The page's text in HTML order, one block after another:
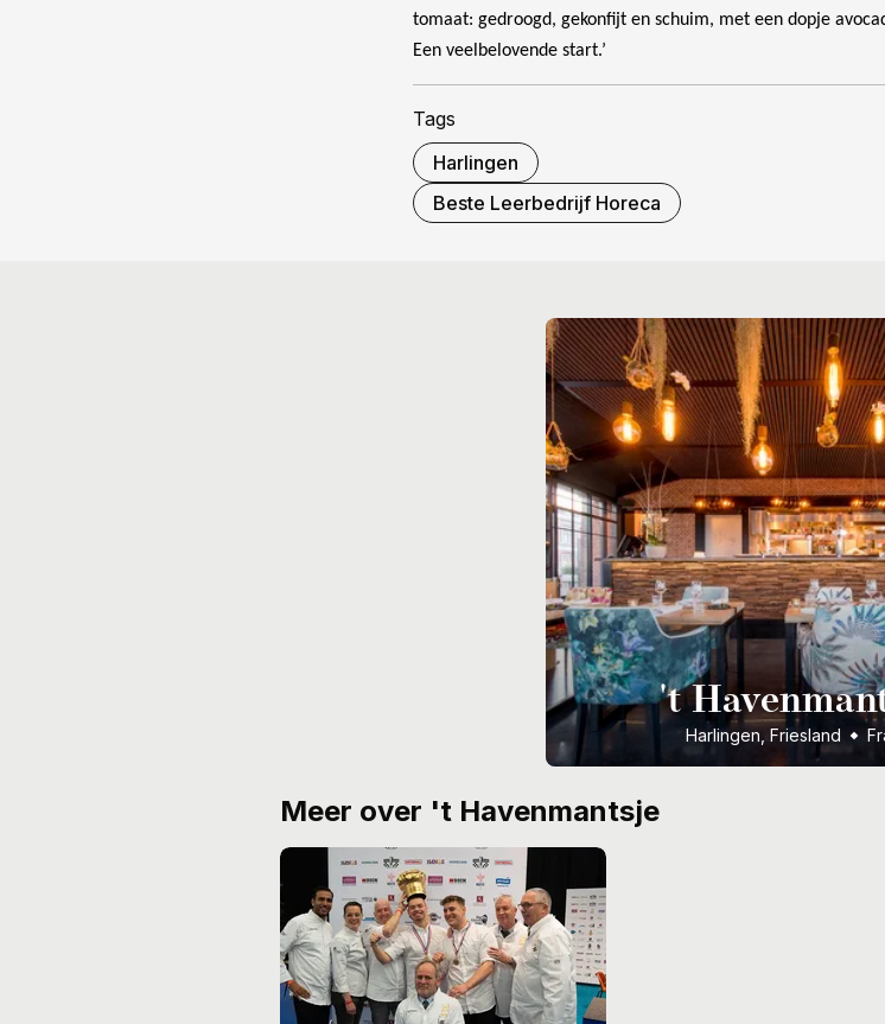
tomaat: gedroogd, gekonfijt en schuim, met een dopje
Een veelbelovende start.’
Tags
Harlingen
Beste Leerbedrijf Horeca
't
Harlingen, Friesland
Meer over 't Havenmantsje